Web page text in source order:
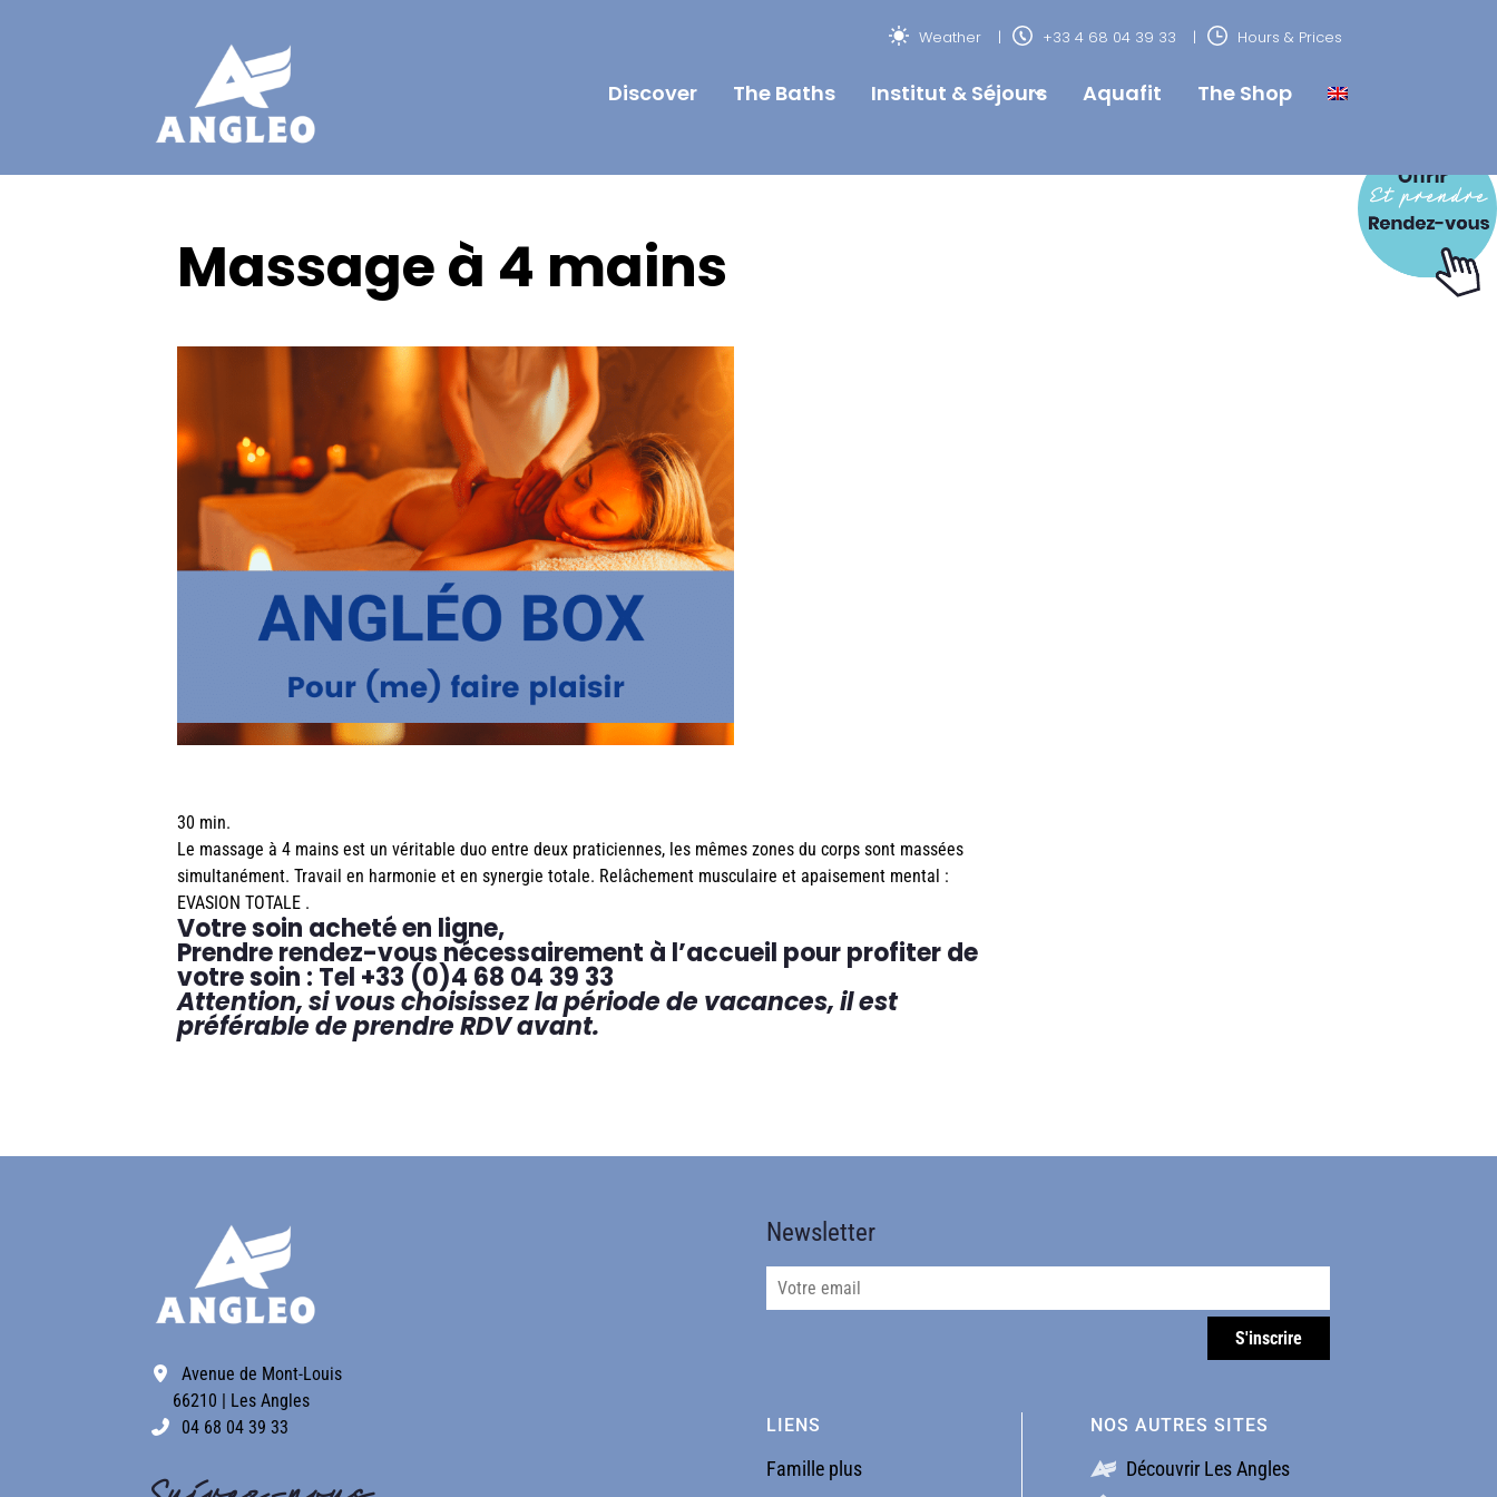
Weather +33 4 68 04 39 33 Hours & Prices
Discover The Baths Institut & Séjours Aquafit The Shop
Massage à 4 mains
30 min.
Le massage à 4 mains est un véritable duo entre deux praticiennes, les mêmes zones du corps sont massées
simultanément. Travail en harmonie et en synergie totale. Relâchement musculaire et apaisement mental :
EVASION TOTALE .
Votre soin acheté en ligne,
Prendre rendez-vous nécessairement à l’accueil pour profiter de
votre soin : Tel +33 (0)4 68 04 39 33
Attention, si vous choisissez la période de vacances, il est
préférable de prendre RDV avant.
Avenue de Mont-Louis
66210 | Les Angles
04 68 04 39 33
Newsletter
LIENS
Famille plus
NOS AUTRES SITES
Découvrir Les Angles